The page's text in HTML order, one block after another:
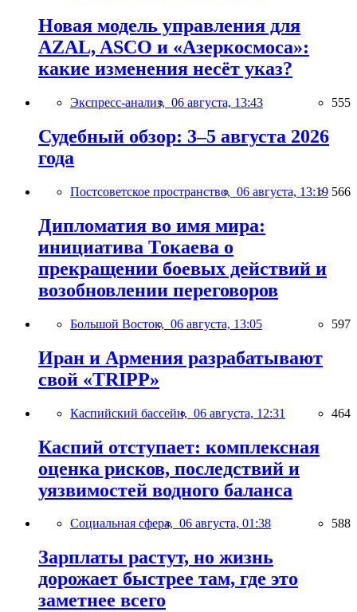
Новая модель управления для
AZAL, ASCO и «Азеркосмоса»:
какие изменения несёт указ?
Экспресс-анализ, 06 августа, 13:43 555
Судебный обзор: 3–5 августа 2026
года
Постсоветское пространство, 06 августа, 13:19 566
Дипломатия во имя мира:
инициатива Токаева о
прекращении боевых действий и
возобновлении переговоров
Большой Восток, 06 августа, 13:05 597
Иран и Армения разрабатывают
свой «TRIPP»
Каспийский бассейн, 06 августа, 12:31 464
Каспий отступает: комплексная
оценка рисков, последствий и
уязвимостей водного баланса
Социальная сфера, 06 августа, 01:38 588
Зарплаты растут, но жизнь
дорожает быстрее там, где это
заметнее всего